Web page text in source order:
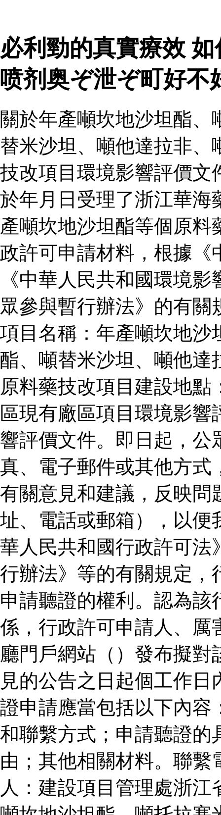
必利勁的真實療效
喷剂奥ぞ泄ぞ町好不
關於年產噸坎地沙坦酯
替米沙坦、噸他達拉非
技改項目環境影響評價文
於年月日受理了浙江華海
產噸坎地沙坦酯等個原
政許可申請材料，根據《
《中華人民共和國環境
眾參與暫行辦法》的有
項目名稱：年產噸坎地沙
酯、噸替米沙坦、噸他達
原料藥技改項目建設地
區現有廠區項目環境影
響評價文件。即日起，公
真、電子郵件或其他方式
有關意見和建議，反映問
址、電話或郵箱），以便
華人民共和國行政許可法
行辦法》等的有關規定，
申請聽證的權利。認為
係，行政許可申請人、厲
廳門戶網站（）發布擬
見的公告之日起個工作
證申請應當包括以下內容
和聯繫方式；申請聽證的
由；其他相關材料。聯
人：建設項目管理處浙